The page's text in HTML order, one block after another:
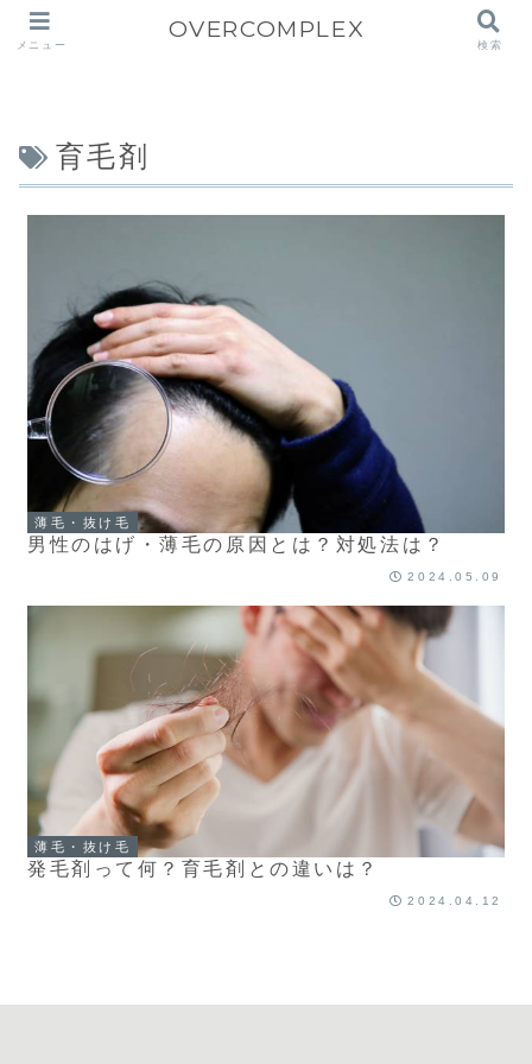
育毛剤
薄毛・抜け毛
男性のはげ・薄毛の原因とは？対処法は？
2024.05.09
薄毛・抜け毛
発毛剤って何？育毛剤との違いは？
2024.04.12
メニュー
OVERCOMPLEX
検索